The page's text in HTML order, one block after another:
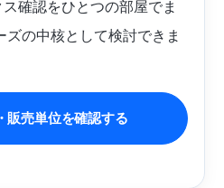
確認をひとつの部屋でま
ズの中核として検討できま
販売単位を確認する